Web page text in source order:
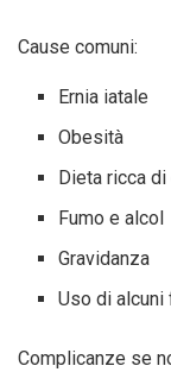
Cause comuni:
Ernia iatale
Obesità
Dieta ricca
Fumo e alcol
Gravidanza
Uso di alcuni
Complicanze se